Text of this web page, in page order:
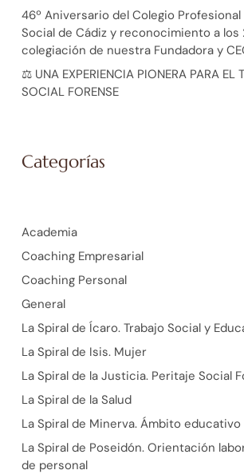
46º Aniversario del Colegio Profesional
Social de Cádiz y reconocimiento a los
colegiación de nuestra Fundadora y
⚖️ UNA EXPERIENCIA PIONERA PARA EL
SOCIAL FORENSE
Categorías
Academia
Coaching Empresarial
Coaching Personal
General
La Spiral de Ícaro. Trabajo Social y
La Spiral de Isis. Mujer
La Spiral de la Justicia. Peritaje Social
La Spiral de la Salud
La Spiral de Minerva. Ámbito educativo
La Spiral de Poseidón. Orientación
de personal